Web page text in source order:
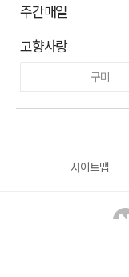
주간매일
고향사랑
구미
사이트맵